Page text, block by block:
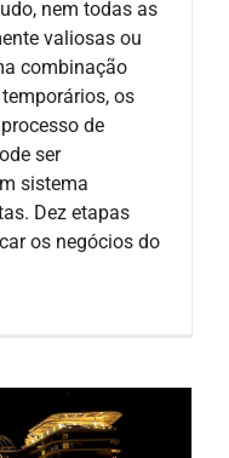
nem todas as
valiosas ou
combinação
os
de
ser
sistema
Dez etapas
os negócios do